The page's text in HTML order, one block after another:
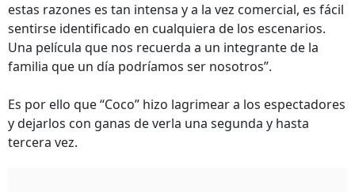
estas razones es tan intensa y a la vez comercial, es fácil
sentirse identificado en cualquiera de los escenarios.
Una película que nos recuerda a un integrante de la
familia que un día podríamos ser nosotros”.
Es por ello que “Coco” hizo lagrimear a los espectadores
y dejarlos con ganas de verla una segunda y hasta
tercera vez.